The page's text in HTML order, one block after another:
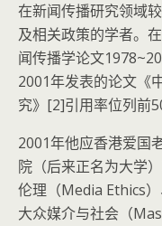
在新闻传播研究领域
及相关政策的学者。
闻传播学论文
2001年发表的论文《
究》[2]引用率位列前
2001年他应香港爱国
院（后来正名为大学
伦理（Media Ethics
大众媒介与社会（